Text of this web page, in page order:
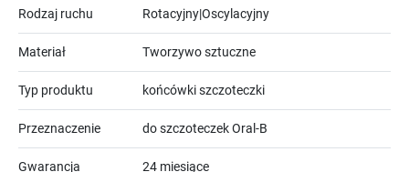
Rodzaj ruchu Rotacyjny|Oscylacyjny
Materiał Tworzywo sztuczne
Typ produktu końcówki szczoteczki
Przeznaczenie do szczoteczek Oral-B
Gwarancja 24 miesiące